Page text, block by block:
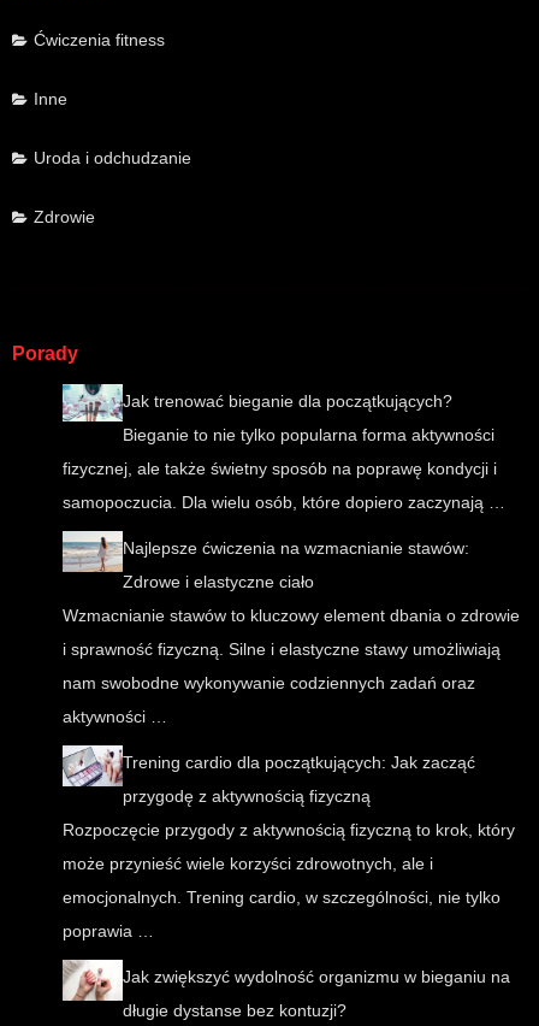
Ćwiczenia fitness
Inne
Uroda i odchudzanie
Zdrowie
Porady
Jak trenować bieganie dla początkujących?
Bieganie to nie tylko popularna forma aktywności
fizycznej, ale także świetny sposób na poprawę kondycji i
samopoczucia. Dla wielu osób, które dopiero zaczynają …
Najlepsze ćwiczenia na wzmacnianie stawów:
Zdrowe i elastyczne ciało
Wzmacnianie stawów to kluczowy element dbania o zdrowie
i sprawność fizyczną. Silne i elastyczne stawy umożliwiają
nam swobodne wykonywanie codziennych zadań oraz
aktywności …
Trening cardio dla początkujących: Jak zacząć
przygodę z aktywnością fizyczną
Rozpoczęcie przygody z aktywnością fizyczną to krok, który
może przynieść wiele korzyści zdrowotnych, ale i
emocjonalnych. Trening cardio, w szczególności, nie tylko
poprawia …
Jak zwiększyć wydolność organizmu w bieganiu na
długie dystanse bez kontuzji?